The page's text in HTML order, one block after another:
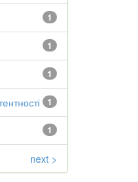
1
1
1
1
1
next >